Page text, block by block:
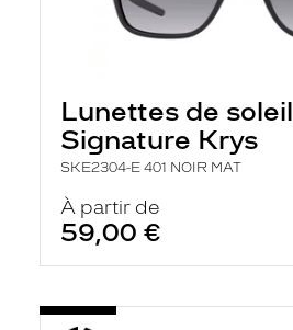
Lunettes de soleil
Signature Krys
SKE2304-E 401 NOIR MAT
À partir de
59,00 €